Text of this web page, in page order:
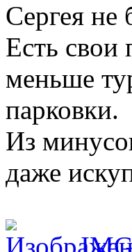
Сергея не
Есть
меньше
парковки.
Из
даже